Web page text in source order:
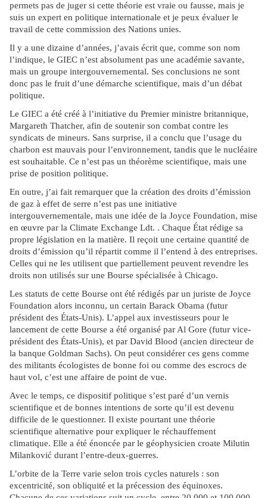
permets pas de juger si cette théorie est vraie ou fausse, mais je
suis un expert en politique internationale et je peux évaluer le
travail de cette commission des Nations unies.
Il y a une dizaine d’années, j’avais écrit que, comme son nom
l’indique, le GIEC n’est absolument pas une académie savante,
mais un groupe intergouvernemental. Ses conclusions ne sont
donc pas le fruit d’une démarche scientifique, mais d’un débat
politique.
Le GIEC a été créé à l’initiative du Premier ministre britannique,
Margareth Thatcher, afin de soutenir son combat contre les
syndicats de mineurs. Sans surprise, il a conclu que l’usage du
charbon est mauvais pour l’environnement, tandis que le nucléaire
est souhaitable. Ce n’est pas un théorème scientifique, mais une
prise de position politique.
En outre, j’ai fait remarquer que la création des droits d’émission
de gaz à effet de serre n’est pas une initiative
intergouvernementale, mais une idée de la Joyce Foundation, mise
en œuvre par la Climate Exchange Ldt. . Chaque État rédige sa
propre législation en la matière. Il reçoit une certaine quantité de
droits d’émission qu’il répartit comme il l’entend à des entreprises.
Celles qui ne les utilisent que partiellement peuvent revendre les
droits non utilisés sur une Bourse spécialisée à Chicago.
Les statuts de cette Bourse ont été rédigés par un juriste de Joyce
Foundation alors inconnu, un certain Barack Obama (futur
président des États-Unis). L’appel aux investisseurs pour le
lancement de cette Bourse a été organisé par Al Gore (futur vice-
président des États-Unis), et par David Blood (ancien directeur de
la banque Goldman Sachs). On peut considérer ces gens comme
des militants écologistes de bonne foi ou comme des escrocs de
haut vol, c’est une affaire de point de vue.
Avec le temps, ce dispositif politique s’est paré d’un vernis
scientifique et de bonnes intentions de sorte qu’il est devenu
difficile de le questionner. Il existe pourtant une théorie
scientifique alternative pour expliquer le réchauffement
climatique. Elle a été énoncée par le géophysicien croate Milutin
Milanković durant l’entre-deux-guerres.
L’orbite de la Terre varie selon trois cycles naturels : son
excentricité, son obliquité et la précession des équinoxes.